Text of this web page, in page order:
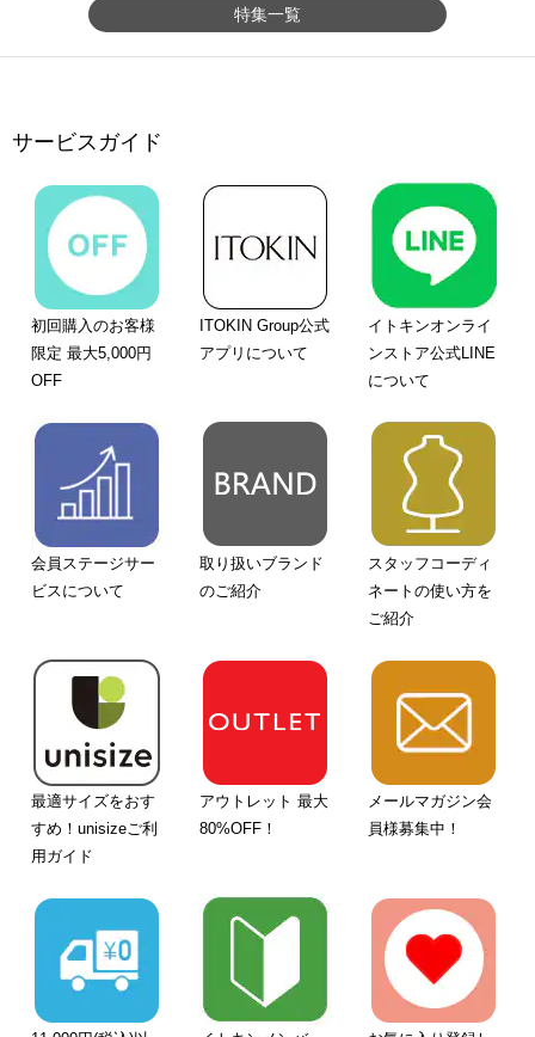
特集一覧
サービスガイド
初回購入のお客様
限定 最大5,000円
OFF
ITOKIN Group公式
アプリについて
イトキンオンライ
ンストア公式LINE
について
会員ステージサー
ビスについて
取り扱いブランド
のご紹介
スタッフコーディ
ネートの使い方を
ご紹介
最適サイズをおす
すめ！unisizeご利
用ガイド
アウトレット 最大
80%OFF！
メールマガジン会
員様募集中！